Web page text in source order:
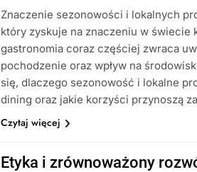
Znaczenie sezonowości i lokalnych
który zyskuje na znaczeniu w świecie
gastronomia coraz częściej zwraca
pochodzenie oraz wpływ na
się, dlaczego sezonowość i lokalne
dining oraz jakie korzyści przynoszą
Czytaj więcej
Etyka i zrównoważony